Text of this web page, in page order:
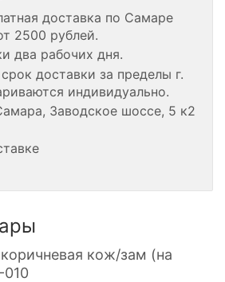
доставка по Самаре
2500 рублей.
два рабочих дня.
доставки за пределы г.
индивидуально.
Заводское шоссе, 5 к2